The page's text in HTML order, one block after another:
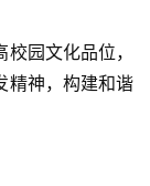
园文化品位，
精神，构建和谐